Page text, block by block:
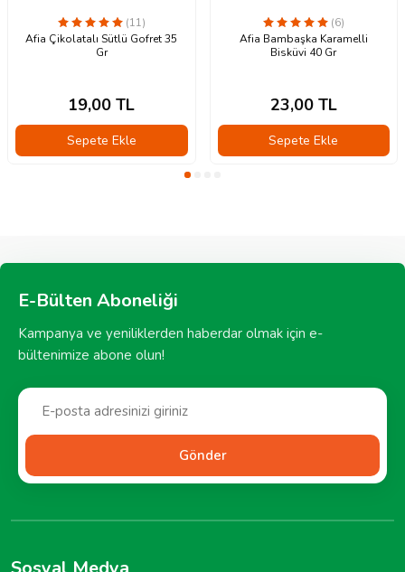
(11)
Afia Çikolatalı Sütlü Gofret 35
Gr
19,00 TL
Sepete Ekle
(6)
Afia Bambaşka Karamelli
Bisküvi 40 Gr
23,00TL
Sepete Ekle
E-Bülten Aboneliği
Kampanya ve yeniliklerden haberdar olmak için e-
bültenimize abone olun!
Gönder